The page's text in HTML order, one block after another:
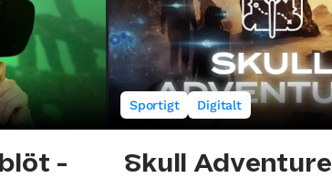
-
Sportigt Digitalt
Skull Adventure